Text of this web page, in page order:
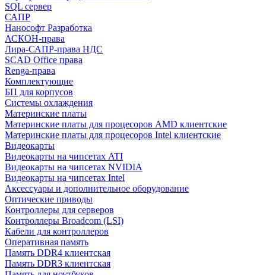
SQL сервер
САПР
Нанософт Разработка
АСКОН-права
Лира-САПР-права НДС
SCAD Office права
Renga-права
Комплектующие
БП для корпусов
Системы охлаждения
Материнские платы
Материнские платы для процесоров AMD клиентские
Материнские платы для процесоров Intel клиентские
Видеокарты
Видеокарты на чипсетах ATI
Видеокарты на чипсетах NVIDIA
Видеокарты на чипсетах Intel
Аксессуары и дополнительное оборудование
Оптические приводы
Контроллеры для серверов
Контроллеры Broadcom (LSI)
Кабели для контроллеров
Оперативная память
Память DDR4 клиентская
Память DDR3 клиентская